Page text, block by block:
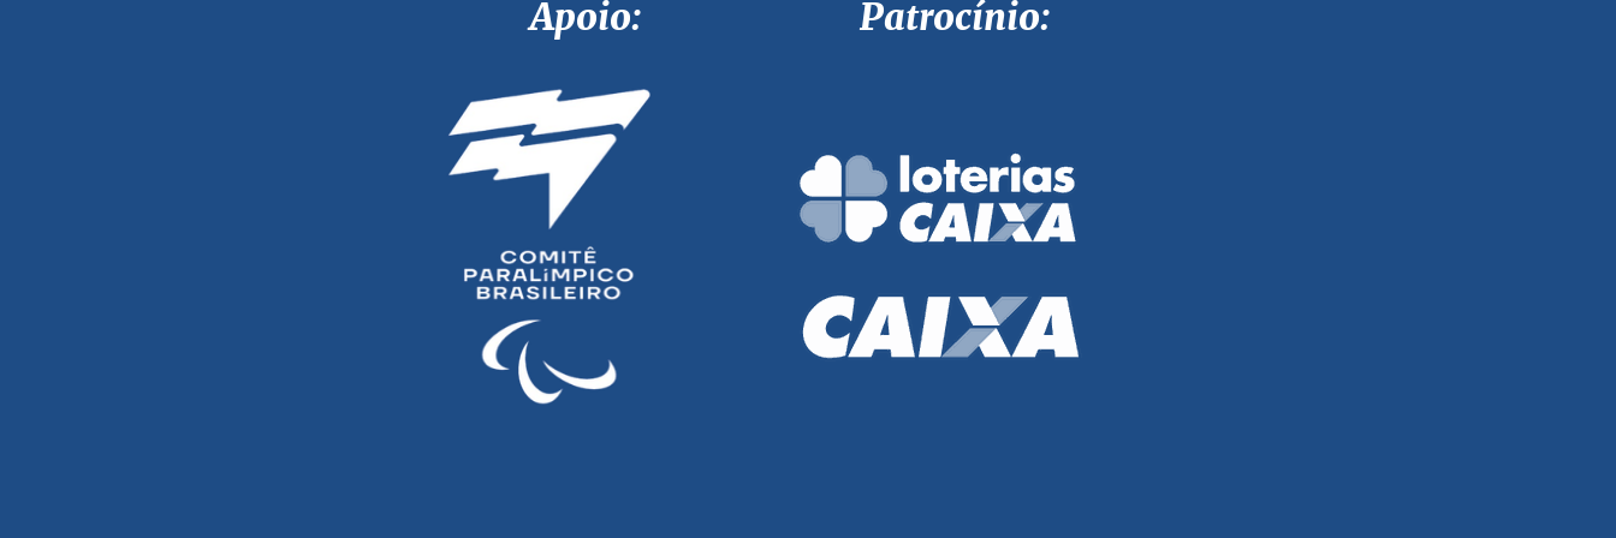
Apoio: Patrocínio: